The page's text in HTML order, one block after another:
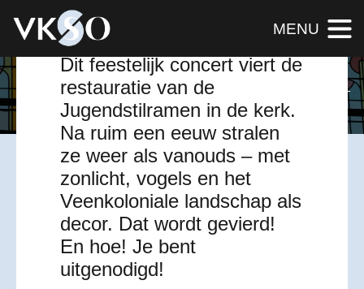
MENU
VIER, BELEEF EN BEWONDER MEE
13 sep, 2025
Dit feestelijk concert viert de
restauratie van de
Jugendstilramen in de kerk.
Na ruim een eeuw stralen
ze weer als vanouds – met
zonlicht, vogels en het
Veenkoloniale landschap als
decor. Dat wordt gevierd!
En hoe! Je bent
uitgenodigd!